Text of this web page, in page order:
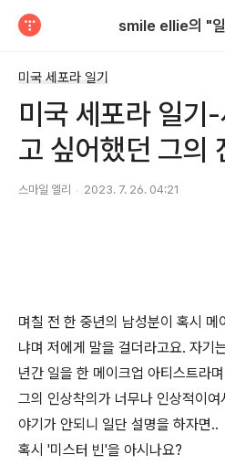
smile ellie의 "
미국 세포라 일기
미국 세포라 일기
고 싶어했던 그의
스마일 엘리 2023. 7. 26. 04:21
며칠 전 한 중년의 남성분이 혹시
냐며 저에게 말을 걸더라고요. 자기
년간 일을 한 메이크업 아티스트라
그의 인상착의가 너무나 인상적이여
야기가 안되니 일단 설명을 하자면..
혹시 '미스터 빈'을 아시나요?